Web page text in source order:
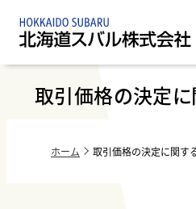
取引価格の決定
ホーム 取引価格の決定に関す